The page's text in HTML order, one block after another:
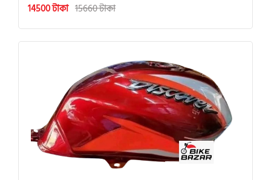
14500 টাকা 15660 টাকা